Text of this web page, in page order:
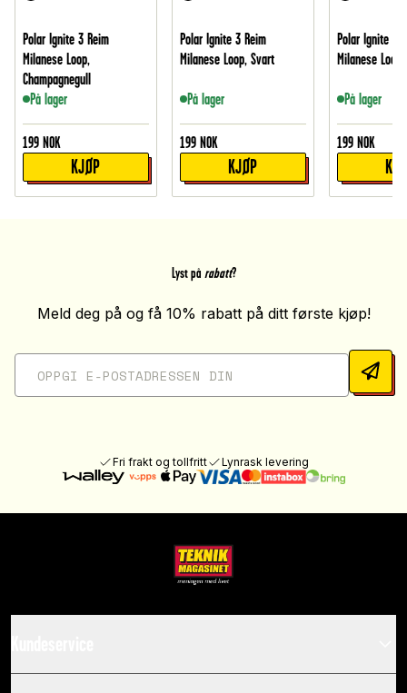
Polar Ignite 3 Reim
Milanese Loop,
Champagnegull
På lager
199 NOK
KJØP
Polar Ignite 3 Reim
Milanese Loop, Svart
På lager
199 NOK
KJØP
Polar Ignite 3
Milanese
På lager
199 NOK
Lyst på rabatt?
Meld deg på og få 10% rabatt på ditt første kjøp!
Fri frakt og tollfritt Lynrask levering